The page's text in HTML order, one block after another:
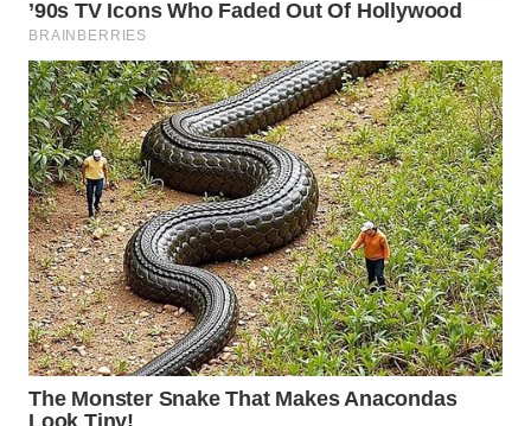
LIKUPANG
WN
LABUANBAJO
WN
BORNEO
Wahana
Media
Group
WAHANA